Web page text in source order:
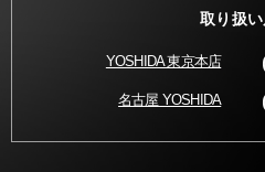
取り扱
YOSHIDA 東京本店
名古屋 YOSHIDA